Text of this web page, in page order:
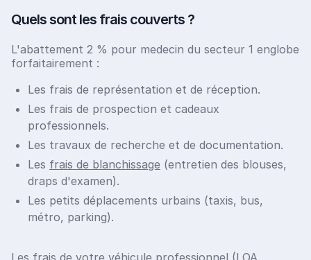
Quels sont les frais couverts ?
L'abattement 2 % pour medecin du secteur 1 englobe
forfaitairement :
Les frais de représentation et de réception.
Les frais de prospection et cadeaux
professionnels.
Les travaux de recherche et de documentation.
Les frais de blanchissage (entretien des blouses,
draps d'examen).
Les petits déplacements urbains (taxis, bus,
métro, parking).
Les frais de votre véhicule professionnel (LOA,